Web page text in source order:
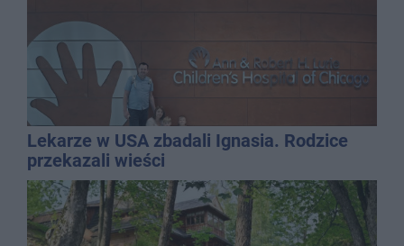
Lekarze w USA zbadali Ignasia. Rodzice
przekazali wieści